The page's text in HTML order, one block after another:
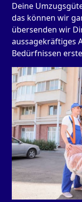
Deine
das können wir
übersenden wir
aussagekräftiges
Bedürfnissen